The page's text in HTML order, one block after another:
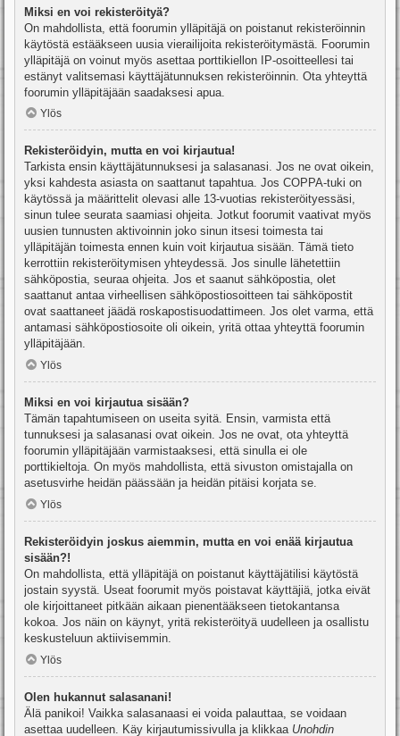
Miksi en voi rekisteröityä?
On mahdollista, että foorumin ylläpitäjä on poistanut rekisteröinnin
käytöstä estääkseen uusia vierailijoita rekisteröitymästä. Foorumin
ylläpitäjä on voinut myös asettaa porttikiellon IP-osoitteellesi tai
estänyt valitsemasi käyttäjätunnuksen rekisteröinnin. Ota yhteyttä
foorumin ylläpitäjään saadaksesi apua.
Ylös
Rekisteröidyin, mutta en voi kirjautua!
Tarkista ensin käyttäjätunnuksesi ja salasanasi. Jos ne ovat oikein,
yksi kahdesta asiasta on saattanut tapahtua. Jos COPPA-tuki on
käytössä ja määrittelit olevasi alle 13-vuotias rekisteröityessäsi,
sinun tulee seurata saamiasi ohjeita. Jotkut foorumit vaativat myös
uusien tunnusten aktivoinnin joko sinun itsesi toimesta tai
ylläpitäjän toimesta ennen kuin voit kirjautua sisään. Tämä tieto
kerrottiin rekisteröitymisen yhteydessä. Jos sinulle lähetettiin
sähköpostia, seuraa ohjeita. Jos et saanut sähköpostia, olet
saattanut antaa virheellisen sähköpostiosoitteen tai sähköpostit
ovat saattaneet jäädä roskapostisuodattimeen. Jos olet varma, että
antamasi sähköpostiosoite oli oikein, yritä ottaa yhteyttä foorumin
ylläpitäjään.
Ylös
Miksi en voi kirjautua sisään?
Tämän tapahtumiseen on useita syitä. Ensin, varmista että
tunnuksesi ja salasanasi ovat oikein. Jos ne ovat, ota yhteyttä
foorumin ylläpitäjään varmistaaksesi, että sinulla ei ole
porttikieltoja. On myös mahdollista, että sivuston omistajalla on
asetusvirhe heidän päässään ja heidän pitäisi korjata se.
Ylös
Rekisteröidyin joskus aiemmin, mutta en voi enää kirjautua
sisään?!
On mahdollista, että ylläpitäjä on poistanut käyttäjätilisi käytöstä
jostain syystä. Useat foorumit myös poistavat käyttäjiä, jotka eivät
ole kirjoittaneet pitkään aikaan pienentääkseen tietokantansa
kokoa. Jos näin on käynyt, yritä rekisteröityä uudelleen ja osallistu
keskusteluun aktiivisemmin.
Ylös
Olen hukannut salasanani!
Älä panikoi! Vaikka salasanaasi ei voida palauttaa, se voidaan
asettaa uudelleen. Käy kirjautumissivulla ja klikkaa Unohdin